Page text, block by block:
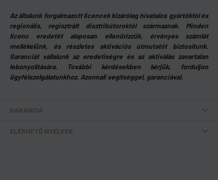
Az általunk forgalmazott licencek kizárólag hivatalos gyártóktól és
regionális, regisztrált disztribútoroktól származnak. Minden
licenc eredetét alaposan ellenőrizzük, érvényes számlát
mellékelünk, és részletes aktivációs útmutatót biztosítunk.
Garanciát vállalunk az eredetiségre és az aktiválás zavartalan
lebonyolítására. További kérdésekben kérjük, forduljon
ügyfélszolgálatunkhoz. Azonnali segítséggel, garanciával.
GARANCIA
ELÉRHETŐ NYELVEK